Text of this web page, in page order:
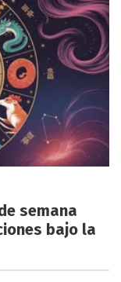
semana
bajo la